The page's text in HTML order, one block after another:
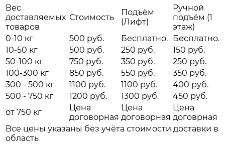
Вес
доставляемых
товаров
Стоимость
Подъём
(Лифт)
Ручной
подъём (1
этаж)
0-10 кг
500 руб. Бесплатно.
Бесплатно.
10-50 кг
500 руб. 250 руб.
150 руб.
50-100 кг
750 руб. 350 руб.
250 руб.
100-300 кг
850 руб. 550 руб.
350 руб.
300 - 500 кг
1100 руб. 1100 руб.
400 руб.
500 - 750 кг
1200 руб. 1300 руб.
450 руб.
от 750 кг
Цена
договорная
Цена
договорная
Цена
договрная
Все цены указаны без учёта стоимости доставки в
область